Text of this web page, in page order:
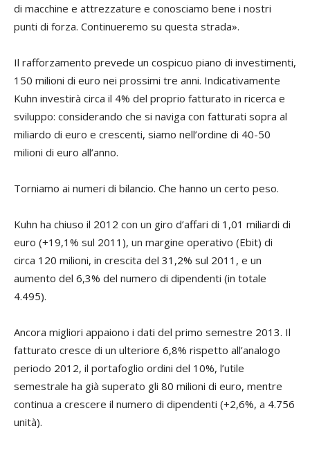
di macchine e attrezzature e conosciamo bene i nostri
punti di forza. Continueremo su questa strada».
Il rafforzamento prevede un cospicuo piano di investimenti,
150 milioni di euro nei prossimi tre anni. Indicativamente
Kuhn investirà circa il 4% del proprio fatturato in ricerca e
sviluppo: considerando che si naviga con fatturati sopra al
miliardo di euro e crescenti, siamo nell’ordine di 40-50
milioni di euro all’anno.
Torniamo ai numeri di bilancio. Che hanno un certo peso.
Kuhn ha chiuso il 2012 con un giro d’affari di 1,01 miliardi di
euro (+19,1% sul 2011), un margine operativo (Ebit) di
circa 120 milioni, in crescita del 31,2% sul 2011, e un
aumento del 6,3% del numero di dipendenti (in totale
4.495).
Ancora migliori appaiono i dati del primo semestre 2013. Il
fatturato cresce di un ulteriore 6,8% rispetto all’analogo
periodo 2012, il portafoglio ordini del 10%, l’utile
semestrale ha già superato gli 80 milioni di euro, mentre
continua a crescere il numero di dipendenti (+2,6%, a 4.756
unità).